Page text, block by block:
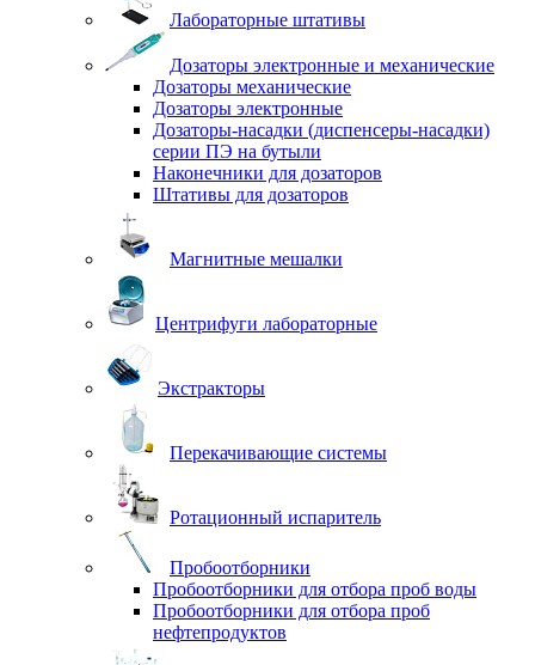
Лабораторные штативы
Дозаторы электронные и механические
Дозаторы механические
Дозаторы электронные
Дозаторы-насадки (диспенсеры-насадки)
серии ПЭ на бутыли
Наконечники для дозаторов
Штативы для дозаторов
Магнитные мешалки
Центрифуги лабораторные
Экстракторы
Перекачивающие системы
Ротационный испаритель
Пробоотборники
Пробоотборники для отбора проб воды
Пробоотборники для отбора проб
нефтепродуктов